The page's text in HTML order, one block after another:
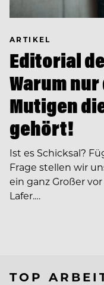
ARTIKEL
Editorial
Warum
Mutigen
gehört!
Ist es Schicksal?
Frage stellen wir
ein ganz Großer
Lafer.…
TOP